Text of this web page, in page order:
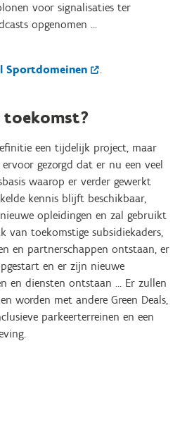
voor signalisaties ter
opgenomen ...
Sportdomeinen .
toekomst?
een tijdelijk project, maar
gezorgd dat er nu een veel
waarop er verder gewerkt
kennis blijft beschikbaar,
opleidingen en zal gebruikt
van toekomstige subsidiekaders,
en partnerschappen ontstaan, er
en er zijn nieuwe
en diensten ontstaan … Er zullen
worden met andere Green Deals,
parkeerterreinen en een